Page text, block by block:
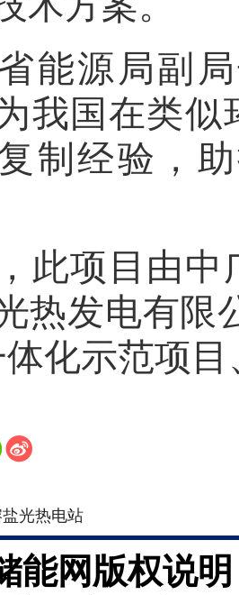
能源局副
我国在类
制经验，
此项目由中
热发电有限
体化示范项
光热电站
能网版权说